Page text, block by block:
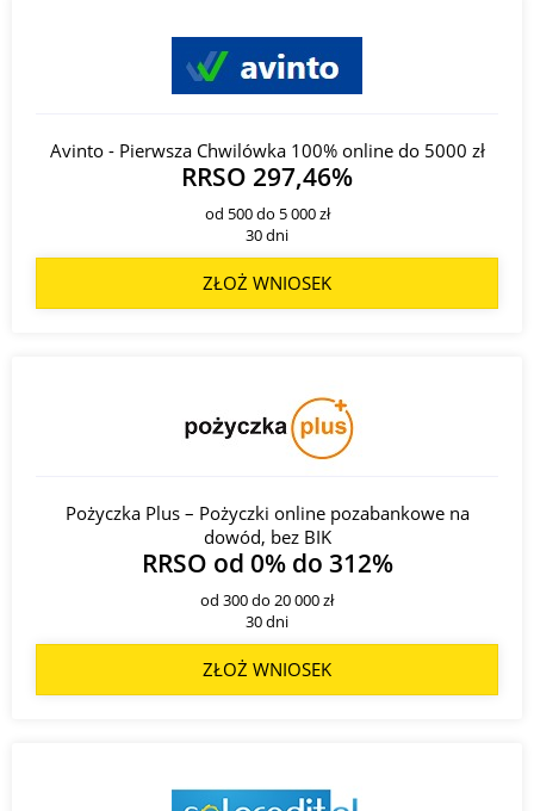
Avinto - Pierwsza Chwilówka 100% online do 5000 zł
RRSO 297,46%
od 500 do 5 000 zł
30 dni
ZŁOŻ WNIOSEK
Pożyczka Plus – Pożyczki online pozabankowe na
dowód, bez BIK
RRSO od 0% do 312%
od 300 do 20 000 zł
30 dni
ZŁOŻ WNIOSEK